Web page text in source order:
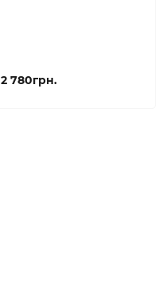
2 780грн.